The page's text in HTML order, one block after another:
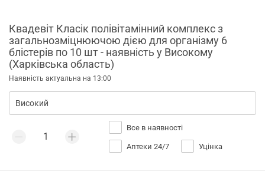
Квадевіт Класік полівітамінний комплекс з
загальнозміцнюючою дією для організму 6
блістерів по 10 шт - наявність у Високому
(Харківська область)
Наявність актуальна на 13:00
Все в наявності
Аптеки 24/7 Уцінка